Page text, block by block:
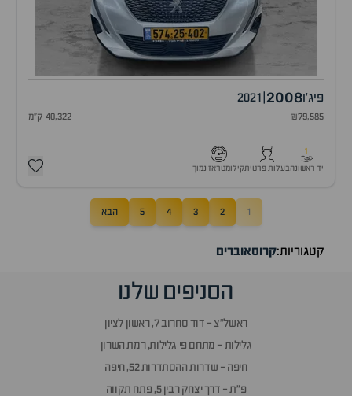
פיג'ו2008
2021
₪79,585 40,322 ק"מ
1
יד ראשונהבעלות פרטיתקילומטראז נמוך
1
2
3
4
5 הבא
קטגוריות:קרוסאוברים
הסניפים שלנו
ראשל״צ - דוד סחרוב 7, ראשון לציון
גלילות - מתחם פי גלילות, רמת השרון
חיפה - שדרות ההסתדרות 52, חיפה
פ״ת - דרך יצחק רבין 5, פתח תקווה